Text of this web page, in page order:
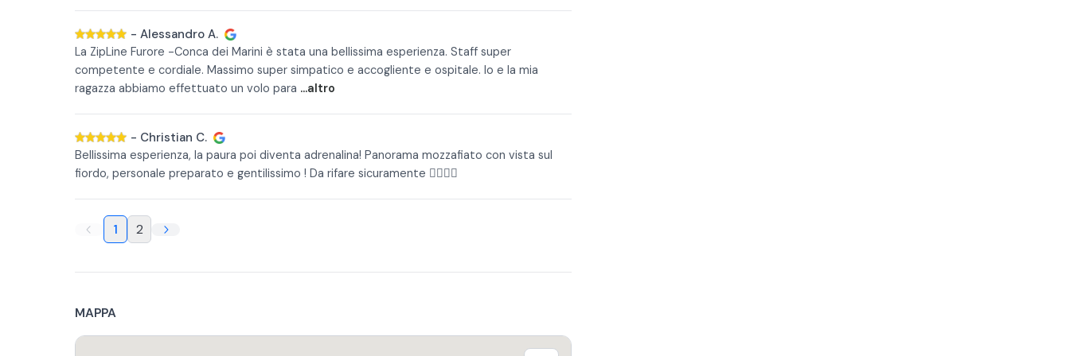
- Alessandro A.
La ZipLine Furore -Conca dei Marini è stata una bellissima esperienza. Staff super
competente e cordiale. Massimo super simpatico e accogliente e ospitale. Io e la mia
ragazza abbiamo effettuato un volo para ...altro
- Christian C.
Bellissima esperienza, la paura poi diventa adrenalina! Panorama mozzafiato con vista sul
fiordo, personale preparato e gentilissimo ! Da rifare sicuramente 👍🏻👍🏻
1 2
MAPPA